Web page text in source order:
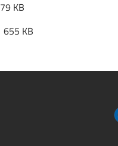
79 KB
655 KB